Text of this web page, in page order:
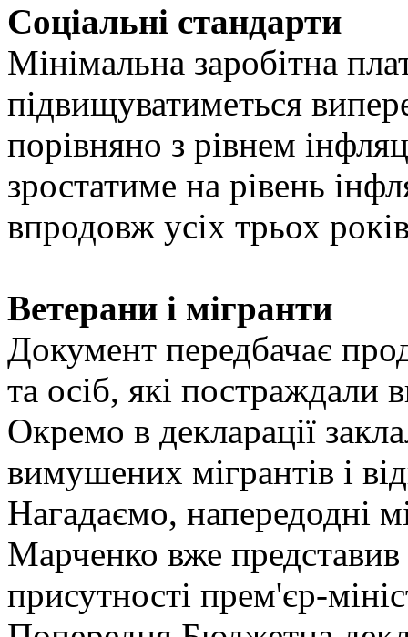
Соціальні стандарти
Мінімальна заробітна
підвищуватиметься
порівняно з рівнем
зростатиме на рівень
впродовж усіх трьох
Ветерани і мігранти
Документ передбачає
та осіб, які постраждали
Окремо в декларації
вимушених мігрантів і
Нагадаємо, напередодні
Марченко вже представив
присутності прем'єр-